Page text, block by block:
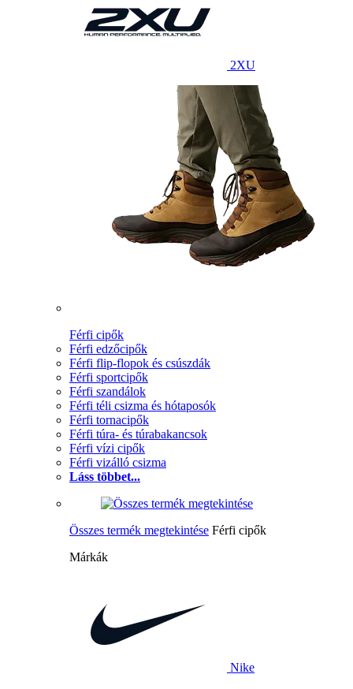
2XU
Férfi cipők
Férfi edzőcipők
Férfi flip-flopok és csúszdák
Férfi sportcipők
Férfi szandálok
Férfi téli csizma és hótaposók
Férfi tornacipők
Férfi túra- és túrabakancsok
Férfi vízi cipők
Férfi vizálló csizma
Láss többet...
Összes termék megtekintése Férfi cipők
Márkák
Nike